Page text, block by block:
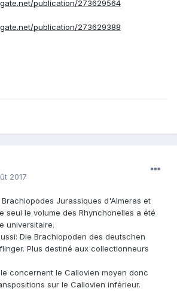
publication/273629564
publication/273629388
2017
Jurassiques d'Almeras et
seul le volume des Rhynchonelles a été
universitaire.
Die Brachiopoden des deutschen
Plus destiné aux collectionneurs
concernent le Callovien moyen donc
sur le Callovien inférieur.